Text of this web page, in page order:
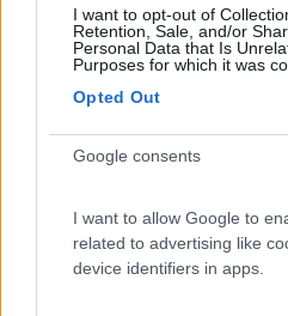
I want to opt-out of
Retention, Sale, and/or
Personal Data that Is
Purposes for which it was
Opted Out
Google consents
I want to allow Google to
related to advertising like
device identifiers in apps.
notte c'è tutto
acqua.Peccato che la
molto pulita; ma
delle persone maleducate
regole.Comunque, a
qualche tornante - ma
Accessibilità Posizione